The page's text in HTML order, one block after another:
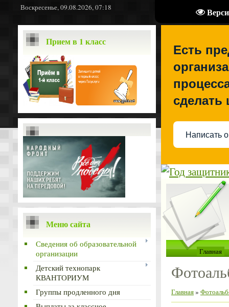
Воскресенье, 09.08.2026, 07:18
Прием в 1 класс
Меню сайта
Сведения об образовательной
организации
Детский технопарк
КВАНТОРИУМ
Группы продленного дня
Есть
сделать
Написать
Главная
Главная»